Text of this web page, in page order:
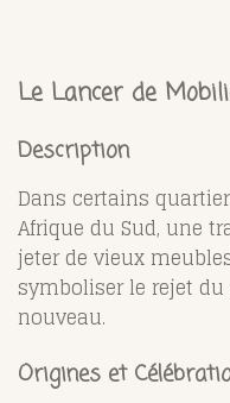
Le Lancer de
Description
Dans certains
Afrique du Sud, une
jeter de vieux
symboliser le rejet
nouveau.
Origines et